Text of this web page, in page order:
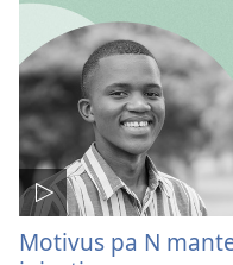
Motivus pa N